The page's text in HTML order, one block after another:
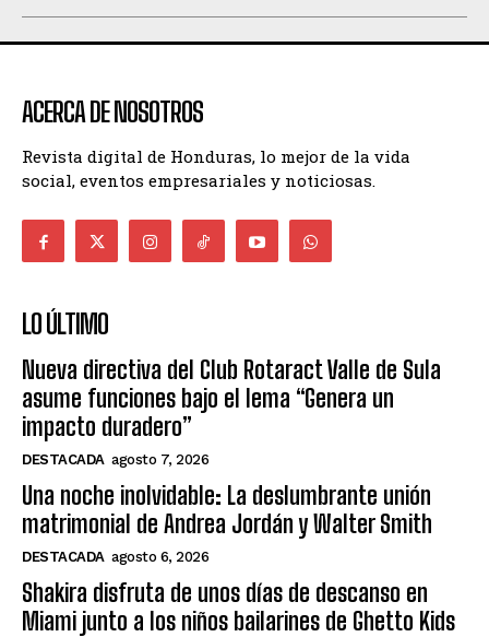
ACERCA DE NOSOTROS
Revista digital de Honduras, lo mejor de la vida
social, eventos empresariales y noticiosas.
LO ÚLTIMO
Nueva directiva del Club Rotaract Valle de Sula
asume funciones bajo el lema “Genera un
impacto duradero”
DESTACADA agosto 7, 2026
Una noche inolvidable: La deslumbrante unión
matrimonial de Andrea Jordán y Walter Smith
DESTACADA agosto 6, 2026
Shakira disfruta de unos días de descanso en
Miami junto a los niños bailarines de Ghetto Kids